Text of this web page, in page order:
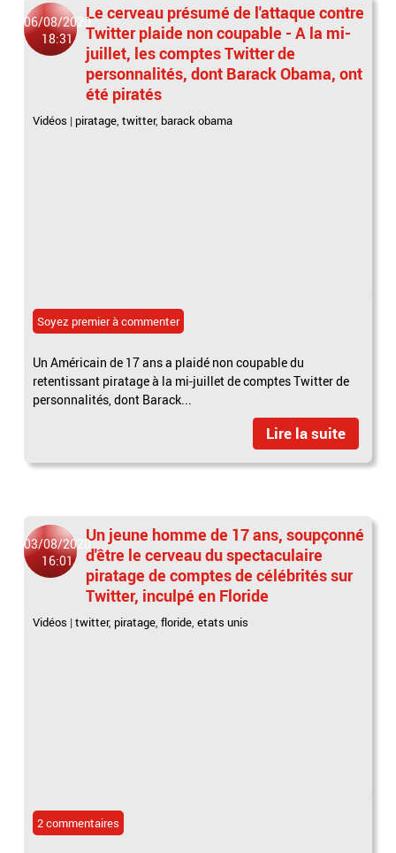
06/08/2020
18:31
Le cerveau présumé de l'attaque contre
Twitter plaide non coupable - A la mi-
juillet, les comptes Twitter de
personnalités, dont Barack Obama, ont
été piratés
Vidéos | piratage,twitter, barack obama
Soyez premier à commenter
Un Américain de 17 ans a plaidé non coupable du
retentissant piratage à la mi-juillet de comptes Twitter de
personnalités, dont Barack...
Lire la suite
03/08/2020
16:01
Un jeune homme de 17 ans, soupçonné
d'être le cerveau du spectaculaire
piratage de comptes de célébrités sur
Twitter, inculpé en Floride
Vidéos |twitter, piratage,floride,etats unis
2 commentaires